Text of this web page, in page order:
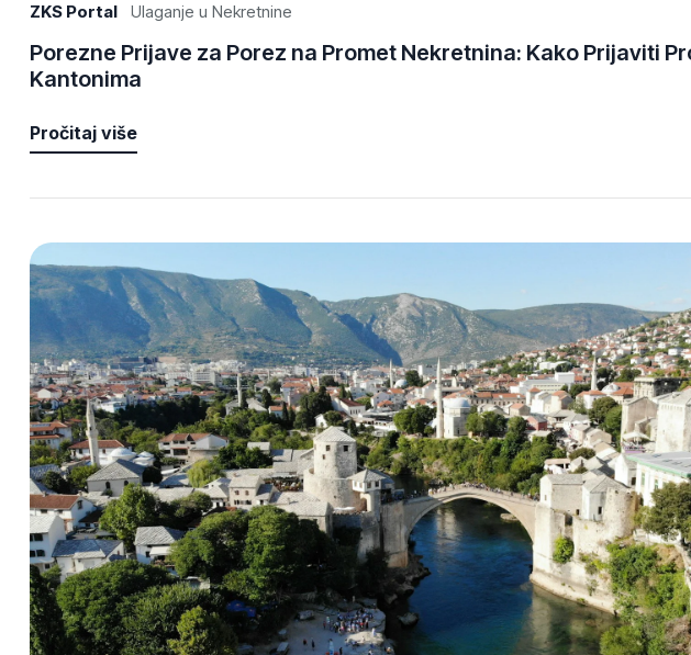
ZKS Portal Ulaganje u Nekretnine
Porezne Prijave za Porez na Promet Nekretnina: Kako Prijaviti
Kantonima
Pročitaj više